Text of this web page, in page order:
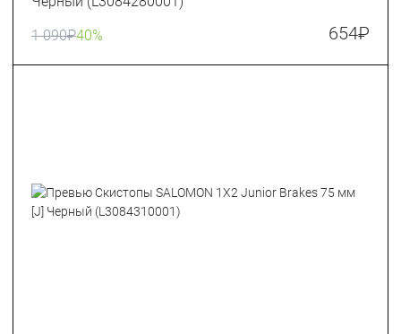
1 090₽40% 654₽